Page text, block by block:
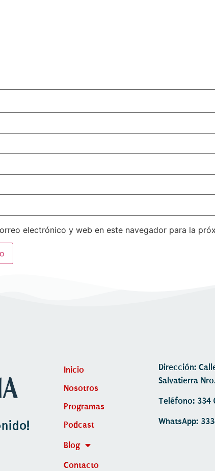
electrónico y web en este navegador para la
Inicio
Nosotros
Programas
Podcast
Blog
Contacto
Dirección:
Salvatierra
Teléfono: 334
WhatsApp: